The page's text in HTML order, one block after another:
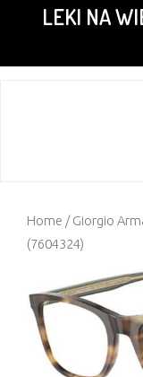
content
LEKI NA
Home /Giorgio
(7604324)